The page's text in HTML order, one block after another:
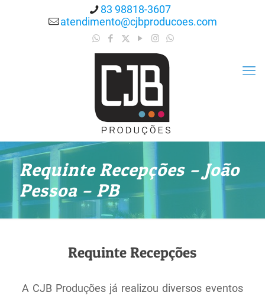
83 98818-3607
atendimento@cjbproducoes.com
Requinte Recepções – João
Pessoa – PB
Requinte Recepções
A CJB Produções já realizou diversos eventos